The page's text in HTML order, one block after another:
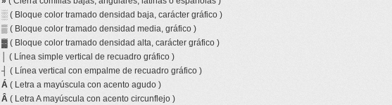
░ ( Bloque color tramado densidad baja, carácter gráfico )
▒ ( Bloque color tramado densidad media, gráfico )
▓ ( Bloque color tramado densidad alta, carácter gráfico )
( Línea simple vertical de recuadro gráfico )
┤ ( Línea vertical con empalme de recuadro gráfico )
Á ( Letra a mayúscula con acento agudo )
Â ( Letra A mayúscula con acento circunflejo )